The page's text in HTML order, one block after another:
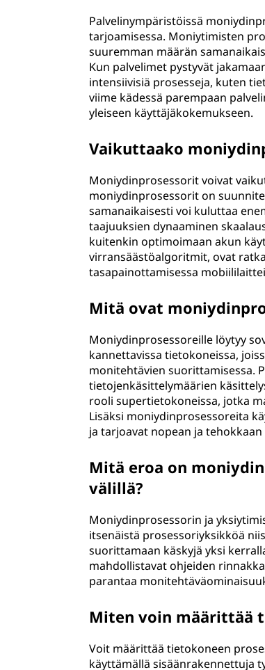
Palvelinympäristöissä
tarjoamisessa. Moniytimisten
suuremman määrän
Kun palvelimet pystyvät
intensiivisiä prosesseja, kuten
viime kädessä parempaan
yleiseen käyttäjäkokemukseen.
Vaikuttaako
Moniydinprosessorit voivat
moniydinprosessorit on
samanaikaisesti voi kuluttaa
taajuuksien dynaaminen
kuitenkin optimoimaan akun
virransäästöalgoritmit, ovat
tasapainottamisessa
Mitä ovat
Moniydinprosessoreille löytyy
kannettavissa tietokoneissa,
monitehtävien suorittamisessa.
tietojenkäsittelymäärien
rooli supertietokoneissa, jotka
Lisäksi moniydinprosessoreita
ja tarjoavat nopean ja
Mitä eroa on
välillä?
Moniydinprosessorin ja
itsenäistä prosessoriyksikköä
suorittamaan käskyjä yksi
mahdollistavat ohjeiden
parantaa
Miten voin määrittää
Voit määrittää tietokoneen
käyttämällä sisäänrakennettuja